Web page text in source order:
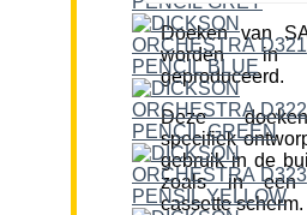
Doeken van
worden in
geproduceerd.
Deze
specifiek
gebruik in de
zoals in een
cassette scherm.